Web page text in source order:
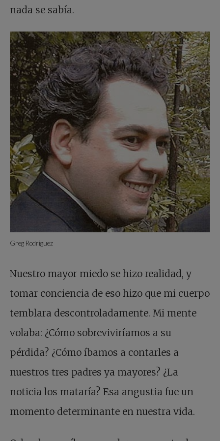
nada se sabía.
Greg Rodriguez
Nuestro mayor miedo se hizo realidad, y
tomar conciencia de eso hizo que mi cuerpo
temblara descontroladamente. Mi mente
volaba: ¿Cómo sobreviviríamos a su
pérdida? ¿Cómo íbamos a contarles a
nuestros tres padres ya mayores? ¿La
noticia los mataría? Esa angustia fue un
momento determinante en nuestra vida.